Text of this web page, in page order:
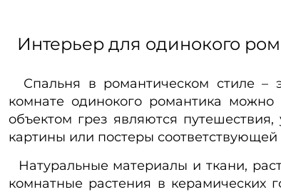
Интерьер для одинокого
Спальня в романтическом стиле –
комнате одинокого романтика можно
объектом грез являются
картины или постеры соответствующей
Натуральные материалы и ткани,
комнатные растения в керамических